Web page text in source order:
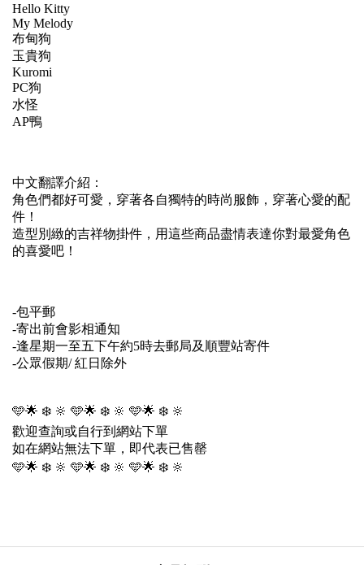
Hello Kitty
My Melody
布甸狗
玉貴狗
Kuromi
PC狗
水怪
AP鴨
中文翻譯介紹：
角色們都好可愛，穿著各自獨特的時尚服飾，穿著心愛的配
件！
造型別緻的吉祥物掛件，用這些商品盡情表達你對最愛角色
的喜愛吧！
-包平郵
-寄出前會影相通知
-逢星期一至五下午約5時去郵局及順豐站寄件
-公眾假期/ 紅日除外
🩵🌟 ❄️ 🔆 🩵🌟 ❄️ 🔆 🩵🌟 ❄️ 🔆
歡迎查詢或自行到網站下單
如在網站無法下單，即代表已售罄
🩵🌟 ❄️ 🔆 🩵🌟 ❄️ 🔆 🩵🌟 ❄️ 🔆